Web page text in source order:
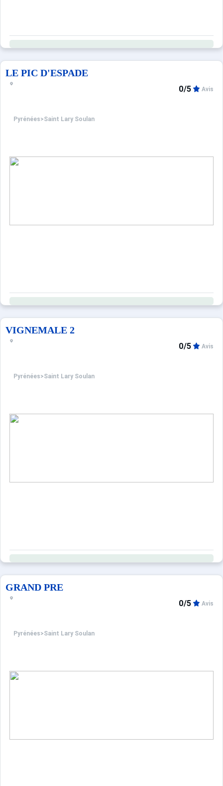
LE PIC D'ESPADE
Pyrénées>Saint Lary Soulan
0/5 Avis
VIGNEMALE 2
Pyrénées>Saint Lary Soulan
0/5 Avis
GRAND PRE
Pyrénées>Saint Lary Soulan
0/5 Avis